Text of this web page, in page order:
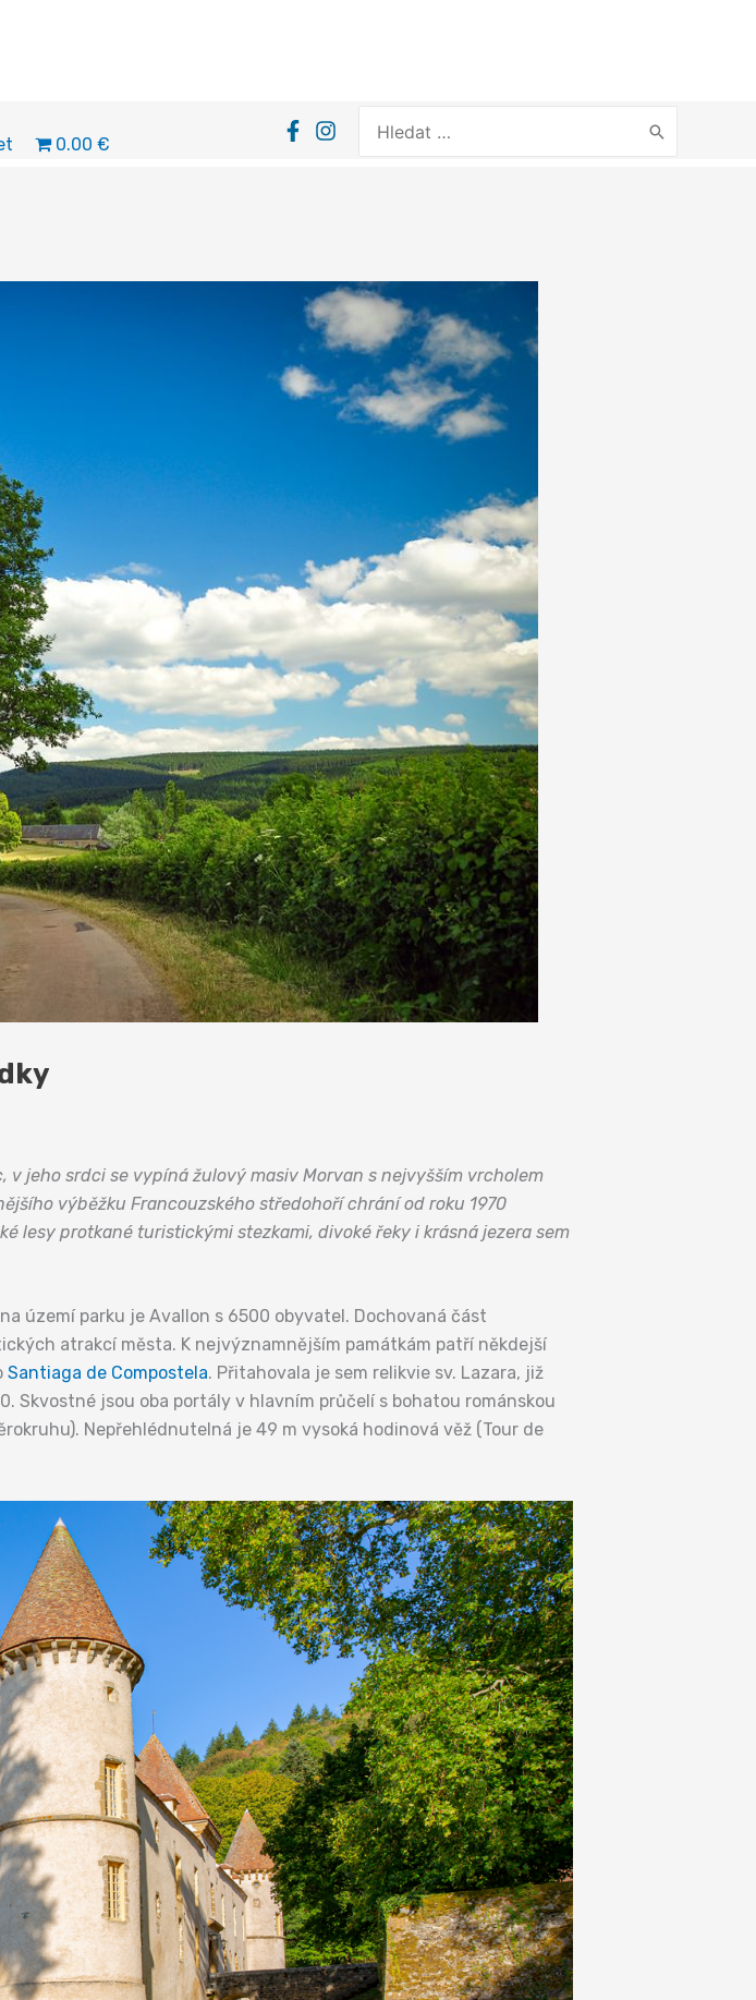
0.00 €
for:
jeho srdci se vypíná žulový masiv Morvan s nejvyšším vrcholem
výběžku Francouzského středohoří chrání od roku 1970
lesy protkané turistickými stezkami, divoké řeky i krásná jezera sem
území parku je Avallon s 6500 obyvatel. Dochovaná část
atrakcí města. K nejvýznamnějším památkám patří někdejší
Santiaga de Compostela. Přitahovala je sem relikvie sv. Lazara, již
Skvostné jsou oba portály v hlavním průčelí s bohatou románskou
Nepřehlédnutelná je 49 m vysoká hodinová věž (Tour de